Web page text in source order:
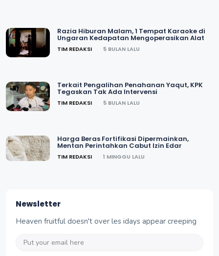
Razia Hiburan Malam, 1 Tempat Karaoke di
Ungaran Kedapatan Mengoperasikan Alat
TIM REDAKSI 5 BULAN LALU
Terkait Pengalihan Penahanan Yaqut, KPK
Tegaskan Tak Ada Intervensi
TIM REDAKSI 5 BULAN LALU
Harga Beras Fortifikasi Dipermainkan,
Mentan Perintahkan Cabut Izin Edar
TIM REDAKSI 1 MINGGU LALU
Newsletter
Heaven fruitful doesn't over les idays appear creeping